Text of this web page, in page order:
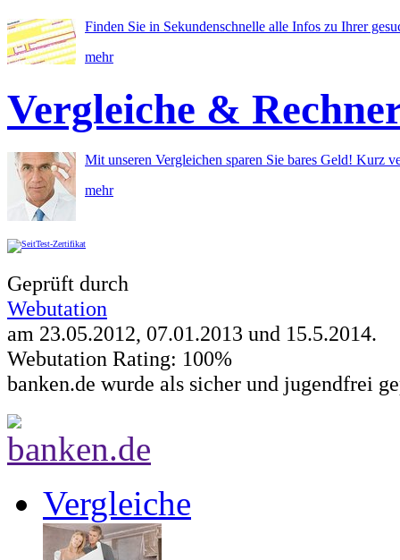
Finden Sie in Sekundenschnelle alle Infos zu Ihrer
mehr
Vergleiche &
Mit unseren Vergleichen sparen Sie bares Geld! Kurz
mehr
Geprüft durch
Webutation
am 23.05.2012, 07.01.2013 und 15.5.2014.
Webutation Rating: 100%
banken.de wurde als sicher und jugendfrei
Vergleiche